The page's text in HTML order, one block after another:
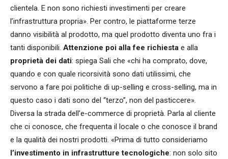
clientela. E non sono richiesti investimenti per creare
l’infrastruttura propria». Per contro, le piattaforme terze
danno visibilità al prodotto, ma quel prodotto diventa uno fra i
tanti disponibili. Attenzione poi alla fee richiesta e alla
proprietà dei dati: spiega Sali che «chi ha comprato, dove,
quando e con quale ricorsività sono dati utilissimi, che
servono a fare poi politiche di up-selling e cross-selling, ma in
questo caso i dati sono del “terzo”, non del pasticcere».
Diversa la strada dell’e-commerce di proprietà. Parla al cliente
che ci conosce, che frequenta il locale o che conosce il brand
e la qualità dei nostri prodotti. «Prima di tutto consideriamo
l’investimento in infrastrutture tecnologiche: non solo sito